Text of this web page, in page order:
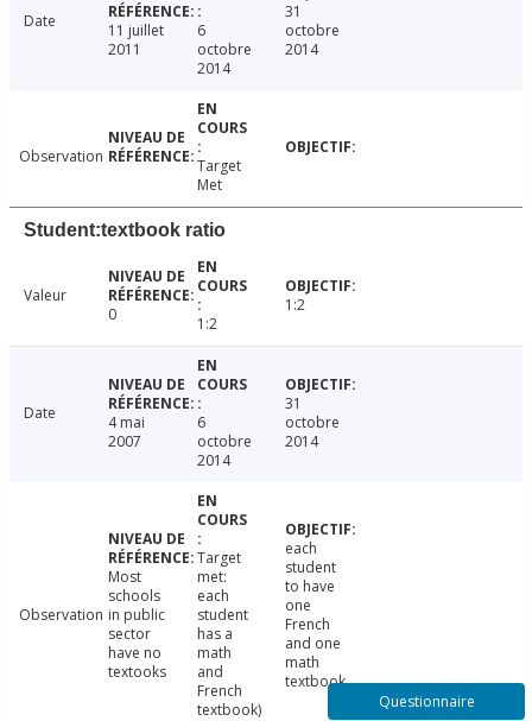
Date
11 juillet
2011
6
octobre
2014
31
octobre
2014
Observation
Target
Met
Student:textbook ratio
Valeur
0
1:2
1:2
Date
4 mai
2007
6
octobre
2014
31
octobre
2014
Observation
Most
schools
in public
sector
have no
textooks
Target
met:
each
student
has a
math
and
French
textbook)
each
student
to have
one
French
and one
math
textbook.
Questionnaire